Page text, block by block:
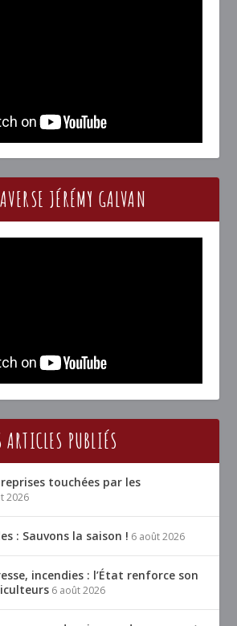
JÉRÉMY GALVAN
PUBLIÉS
touchées par les
2026
: Sauvons la saison ! 6 août 2026
incendies : l’État renforce son
6 août 2026